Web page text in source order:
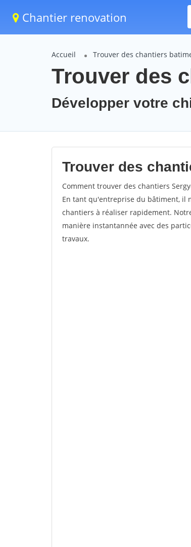
Chantier renovation
Accueil Trouver des chantiers
Trouver des
Développer votre
Trouver des
Comment trouver des chantiers
En tant qu'entreprise du bâtiment, il
chantiers à réaliser rapidement.
manière instantannée avec des
travaux.